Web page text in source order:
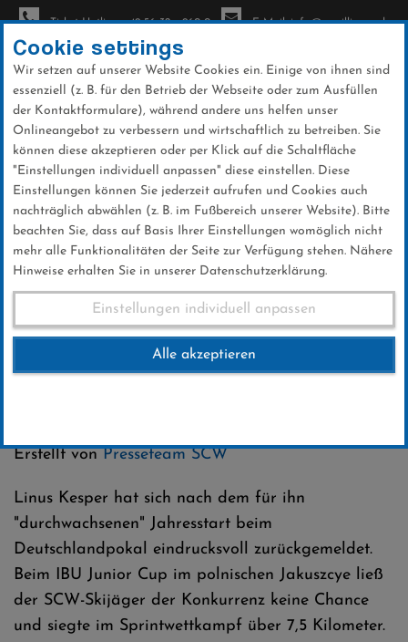
Direkt
zum
Inhalt
Ticket-Hotline: +49 56 32 - 960-0 E-Mail: info@sc-willingen.de
News
Linus Kesper mit Sieg im IBU
Junior Cup
Erstellt vonPresseteam SCW
Linus Kesper hat sich nach dem für ihn
"durchwachsenen" Jahresstart beim
Deutschlandpokal eindrucksvoll zurückgemeldet.
Beim IBU Junior Cup im polnischen Jakuszcye ließ
der SCW-Skijäger der Konkurrenz keine Chance
und siegte im Sprintwettkampf über 7,5 Kilometer.
Cookie settings
Wir setzen auf unserer Website Cookies ein. Einige von ihnen sind
essenziell (z. B. für den Betrieb der Webseite oder zum Ausfüllen
der Kontaktformulare), während andere uns helfen unser
Onlineangebot zu verbessern und wirtschaftlich zu betreiben. Sie
können diese akzeptieren oder per Klick auf die Schaltfläche
"Einstellungen individuell anpassen" diese einstellen. Diese
Einstellungen können Sie jederzeit aufrufen und Cookies auch
nachträglich abwählen (z. B. im Fußbereich unserer Website). Bitte
beachten Sie, dass auf Basis Ihrer Einstellungen womöglich nicht
mehr alle Funktionalitäten der Seite zur Verfügung stehen. Nähere
Hinweise erhalten Sie in unserer Datenschutzerklärung.
Einstellungen individuell anpassen
Alle akzeptieren